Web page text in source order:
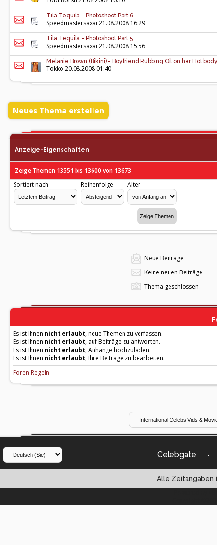
Tila Tequila - Photoshoot Part 6
Speedmastersaxai 21.08.2008 16:29
Tila Tequila - Photoshoot Part 5
Speedmastersaxai 21.08.2008 15:56
Melanie Brown (Bikini) - Boyfriend Rubbing Oil on her Hot
Tokko 20.08.2008 01:40
Neues Thema erstellen
Anzeige-Eigenschaften
Zeige Themen 13551 bis 13600 von 13673
Sortiert nach
Reihenfolge Alter
Neue Beiträge
Keine neuen Beiträge
Thema geschlossen
Es ist Ihnen nicht erlaubt, neue Themen zu verfassen.
Es ist Ihnen nicht erlaubt, auf Beiträge zu antworten.
Es ist Ihnen nicht erlaubt, Anhänge hochzuladen.
Es ist Ihnen nicht erlaubt, Ihre Beiträge zu bearbeiten.
Foren-Regeln
Celebgate -
Alle Zeitangaben